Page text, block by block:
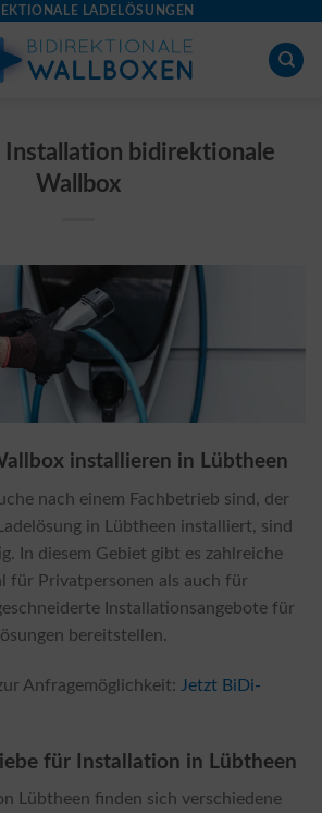
LADELÖSUNGEN
Installation bidirektionale
Wallbox
installieren in Lübtheen
nach einem Fachbetrieb sind, der
in Lübtheen installiert, sind
In diesem Gebiet gibt es zahlreiche
für Privatpersonen als auch für
Installationsangebote für
bereitstellen.
Anfragemöglichkeit: Jetzt BiDi-
für Installation in Lübtheen
Lübtheen finden sich verschiedene